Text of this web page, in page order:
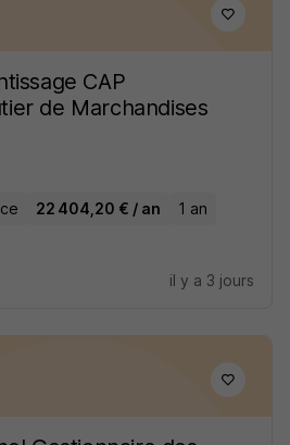
CAP
de Marchandises
22 404,20 € / an 1 an
il y a 3 jours